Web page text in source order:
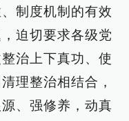
制度机制的有效
迫切要求各级党
治上下真功、使
理整治相结合，
、强修养，动真